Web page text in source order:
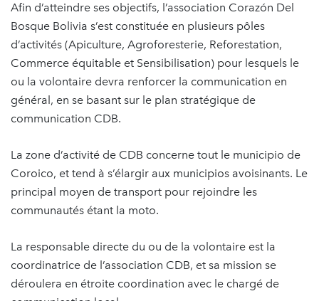
Afin d’atteindre ses objectifs, l’association Corazón Del
Bosque Bolivia s’est constituée en plusieurs pôles
d’activités (Apiculture, Agroforesterie, Reforestation,
Commerce équitable et Sensibilisation) pour lesquels le
ou la volontaire devra renforcer la communication en
général, en se basant sur le plan stratégique de
communication CDB.
La zone d’activité de CDB concerne tout le municipio de
Coroico, et tend à s’élargir aux municipios avoisinants. Le
principal moyen de transport pour rejoindre les
communautés étant la moto.
La responsable directe du ou de la volontaire est la
coordinatrice de l’association CDB, et sa mission se
déroulera en étroite coordination avec le chargé de